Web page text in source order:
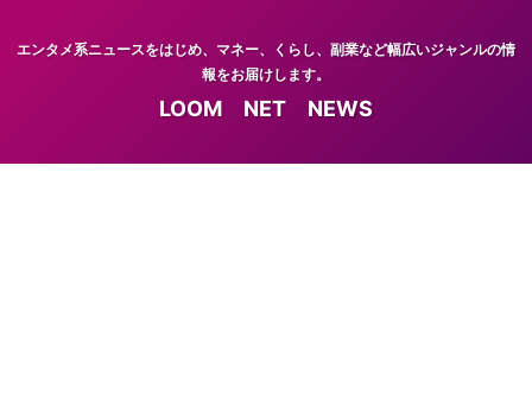
エンタメ系ニュースをはじめ、マネー、くらし、副業など幅広いジャンルの情
報をお届けします。
LOOM NET NEWS